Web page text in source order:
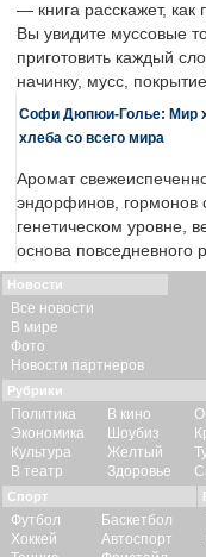
— книга расскажет, как
Вы увидите муссовые
приготовить каждый
начинку, мусс,
Софи Дюпюи-Голье: Мир
хлеба со всего мира
Аромат
эндорфинов, гормонов
генетическом уровне,
основа повседневного
Новости
Все новости
В мире
Фото
Новости партнеров
Рубрики
Политика
Экономика
Культура
В театр
В кино
Шоубиз
Желтый
Здоровье
Спорт
Футбол
Хоккей
Баскетбол
Автоспорт